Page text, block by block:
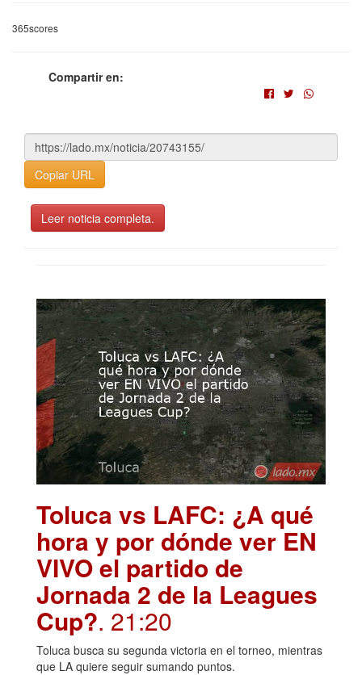
365scores
Compartir en:
Copiar URL
Leer noticia completa.
Toluca vs LAFC: ¿A qué
hora y por dónde ver EN
VIVO el partido de
Jornada 2 de la Leagues
Cup?. 21:20
Toluca busca su segunda victoria en el torneo, mientras
que LA quiere seguir sumando puntos.